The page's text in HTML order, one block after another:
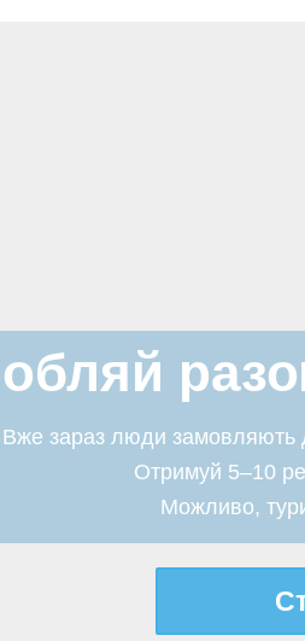
Вже зараз люди замовляють
Отримуй 5–10
Можливо,